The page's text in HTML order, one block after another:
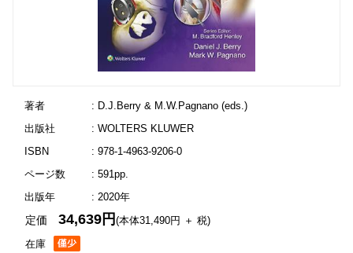
著者
: D.J.Berry & M.W.Pagnano (eds.)
出版社
: WOLTERS KLUWER
ISBN
: 978-1-4963-9206-0
ページ数
: 591pp.
出版年
: 2020年
在庫
定価34,639円(本体31,490円 ＋ 税)